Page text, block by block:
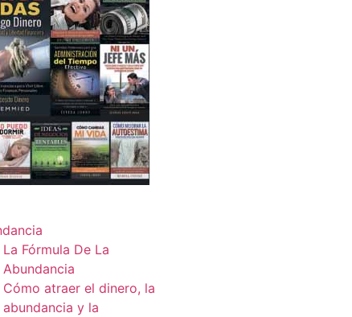
La Fórmula De La
Abundancia
Cómo atraer el dinero, la
abundancia y la